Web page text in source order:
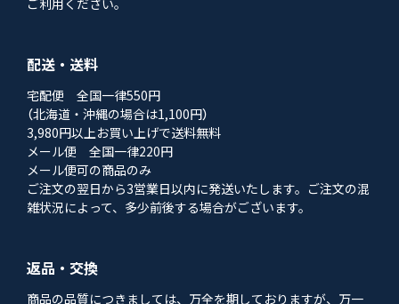
ご利用ください。
配送・送料
宅配便 全国一律550円
（北海道・沖縄の場合は1,100円）
3,980円以上お買い上げで送料無料
メール便 全国一律220円
メール便可の商品のみ
ご注文の翌日から3営業日以内に発送いたします。ご注文の混
雑状況によって、多少前後する場合がございます。
返品・交換
商品の品質につきましては、万全を期しておりますが、万一